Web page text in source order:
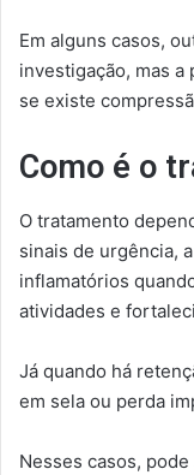
Em alguns casos,
investigação, mas
se existe
Como é o
O tratamento
sinais de urgência,
inflamatórios
atividades e
Já quando há
em sela ou perda
Nesses casos,